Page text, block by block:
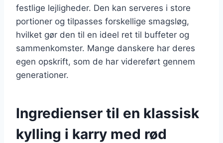
festlige lejligheder. Den kan serveres i store
portioner og tilpasses forskellige smagsløg,
hvilket gør den til en ideel ret til buffeter og
sammenkomster. Mange danskere har deres
egen opskrift, som de har videreført gennem
generationer.
Ingredienser til en klassisk
kylling i karry med rød